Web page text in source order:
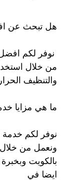
هل تبحث عن
نوفر لكم
من خلال
والتنظيف
ما هي مزايا
نوفر لكم خدمة
ونعمل من خلال
بالكويت
ايضا في